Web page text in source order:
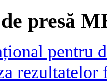
presă
pentru
rezultatelor